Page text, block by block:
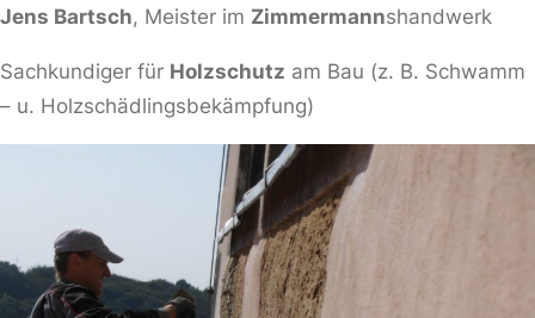
Jens Bartsch, Meister im Zimmermannshandwerk
Sachkundiger für Holzschutz am Bau (z. B. Schwamm
– u. Holzschädlingsbekämpfung)